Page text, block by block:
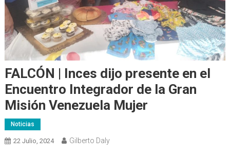
FALCÓN | Inces dijo presente en el
Encuentro Integrador de la Gran
Misión Venezuela Mujer
Noticias
22 Julio, 2024 Gilberto Daly